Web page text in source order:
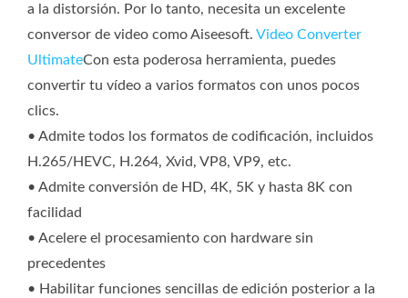
a la distorsión. Por lo tanto, necesita un excelente
conversor de video como Aiseesoft. Video Converter
UltimateCon esta poderosa herramienta, puedes
convertir tu vídeo a varios formatos con unos pocos
clics.
• Admite todos los formatos de codificación, incluidos
H.265/HEVC, H.264, Xvid, VP8, VP9, ​​etc.
• Admite conversión de HD, 4K, 5K y hasta 8K con
facilidad
• Acelere el procesamiento con hardware sin
precedentes
• Habilitar funciones sencillas de edición posterior a la